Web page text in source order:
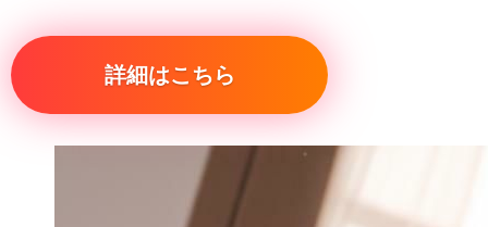
詳細はこちら